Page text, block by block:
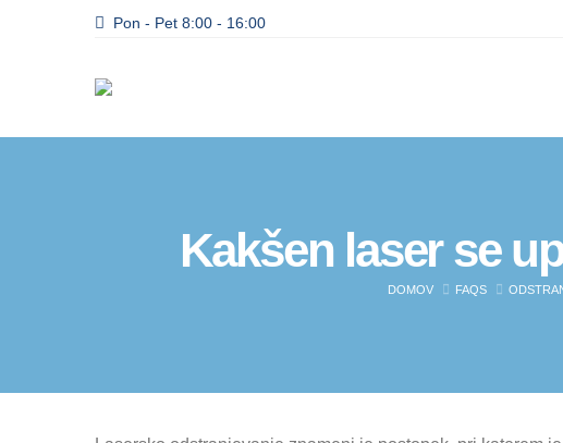
Pon - Pet 8:00 - 16:00
Kakšen laser se
DOMOV FAQS